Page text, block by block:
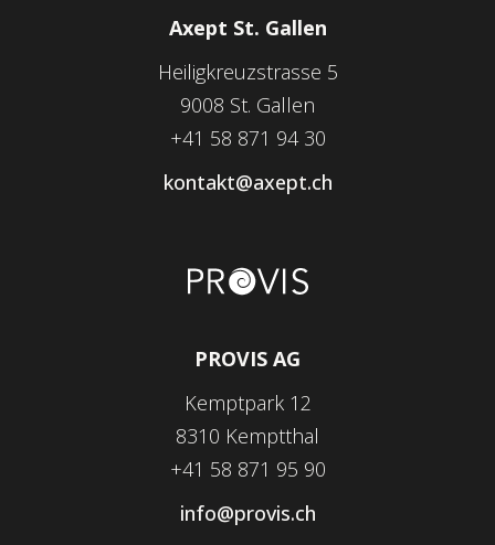
Axept St. Gallen
Heiligkreuzstrasse 5
9008 St. Gallen
+41 58 871 94 30
kontakt@axept.ch
PROVIS AG
Kemptpark 12
8310 Kemptthal
+41 58 871 95 90
info@provis.ch